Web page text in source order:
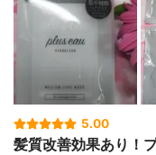
5.00
髪質改善効果あり！